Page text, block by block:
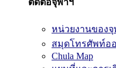
ติดต่อจุฬาฯ
หน่วยงานของจุ
สมุดโทรศัพท์อ
Chula Map